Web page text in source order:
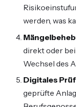
werden, was
direkt oder
Wechsel des
Digitales
geprüfte